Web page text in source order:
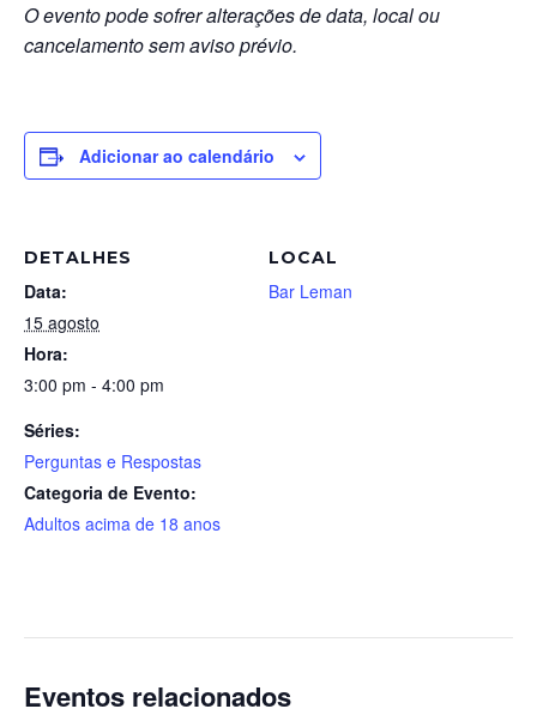
O evento pode sofrer alterações de data, local ou
cancelamento sem aviso prévio.
Adicionar ao calendário
DETALHES
Data:
15 agosto
Hora:
3:00 pm - 4:00 pm
Séries:
Perguntas e Respostas
Categoria de Evento:
Adultos acima de 18 anos
LOCAL
Bar Leman
Eventos relacionados